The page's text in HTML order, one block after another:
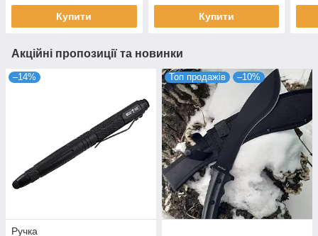
Купити Купити
Акційні пропозиції та новинки
–14%
Ручка
Топ продажів –10%